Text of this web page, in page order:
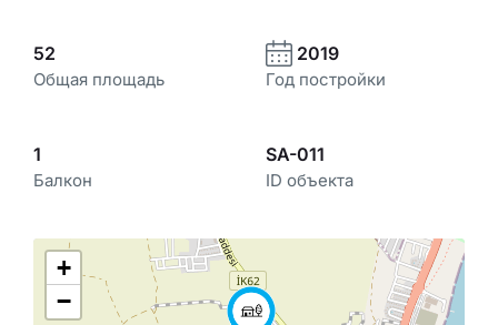
52
Общая площадь
2019
Год постройки
1
Балкон
SA-011
ID объекта
+
−